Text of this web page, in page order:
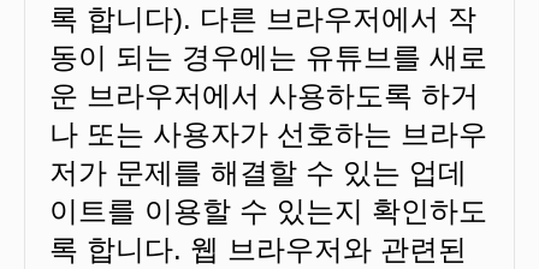
록 합니다). 다른 브라우저에서 작
동이 되는 경우에는 유튜브를 새로
운 브라우저에서 사용하도록 하거
나 또는 사용자가 선호하는 브라우
저가 문제를 해결할 수 있는 업데
이트를 이용할 수 있는지 확인하도
록 합니다. 웹 브라우저와 관련된